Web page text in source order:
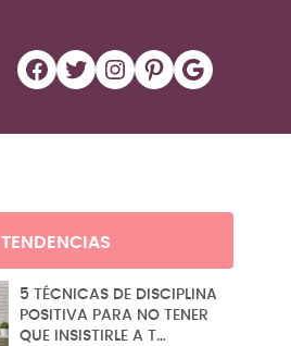
Facebook Twitter Instagram Pinterest Google
TENDENCIAS
5 TÉCNICAS DE DISCIPLINA
POSITIVA PARA NO TENER
QUE INSISTIRLE A T…